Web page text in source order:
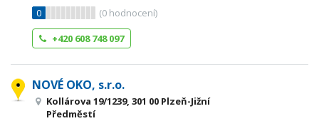
0
(0 hodnocení)
+420 608 748 097
NOVÉ OKO, s.r.o.
Kollárova 19/1239, 301 00 Plzeň-Jižní
Předměstí